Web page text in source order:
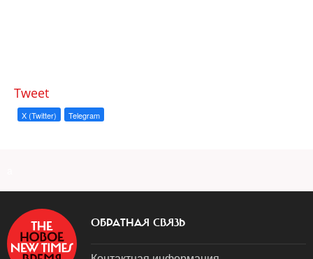
Tweet
X (Twitter) Telegram
ОБРАТНАЯ СВЯЗЬ